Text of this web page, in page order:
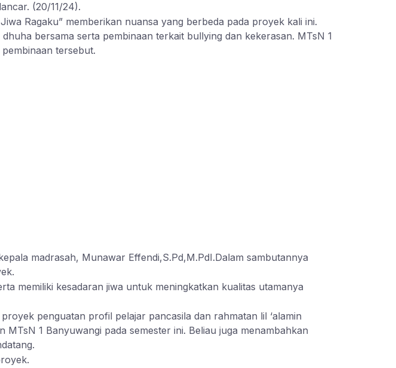
(20/11/24).
Ragaku” memberikan nuansa yang berbeda pada proyek kali ini.
bersama serta pembinaan terkait bullying dan kekerasan. MTsN 1
tersebut.
madrasah, Munawar Effendi,S.Pd,M.PdI.Dalam sambutannya
memiliki kesadaran jiwa untuk meningkatkan kualitas utamanya
penguatan profil pelajar pancasila dan rahmatan lil ‘alamin
1 Banyuwangi pada semester ini. Beliau juga menambahkan